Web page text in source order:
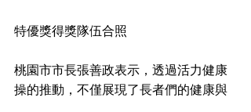
特優獎得獎隊伍合照
桃園市市長張善政表示，透過活力健康
操的推動，不僅展現了長者們的健康與